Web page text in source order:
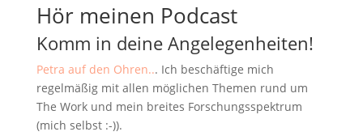
Hör meinen Podcast
Komm in deine Angelegenheiten!
Petra auf den Ohren... Ich beschäftige mich
regelmäßig mit allen möglichen Themen rund um
The Work und mein breites Forschungsspektrum
(mich selbst :-)).